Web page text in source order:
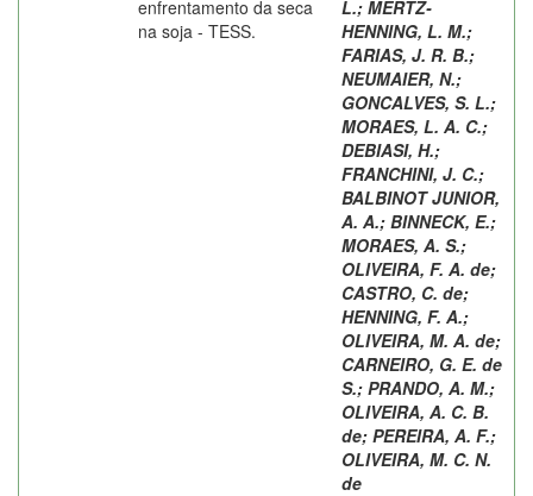
enfrentamento da seca
na soja - TESS.
L.; MERTZ-
HENNING, L. M.;
FARIAS, J. R. B.;
NEUMAIER, N.;
GONCALVES, S. L.;
MORAES, L. A. C.;
DEBIASI, H.;
FRANCHINI, J. C.;
BALBINOT JUNIOR,
A. A.; BINNECK, E.;
MORAES, A. S.;
OLIVEIRA, F. A. de;
CASTRO, C. de;
HENNING, F. A.;
OLIVEIRA, M. A. de;
CARNEIRO, G. E. de
S.; PRANDO, A. M.;
OLIVEIRA, A. C. B.
de; PEREIRA, A. F.;
OLIVEIRA, M. C. N.
de